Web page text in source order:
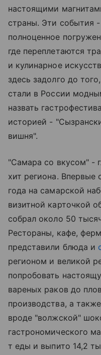
настоящими
страны. Эти события
полноценное
где переплетаются
и кулинарное
здесь задолго до
стали в России
назвать
историей -
вишня".
"Самара со вкусом" -
хит региона. Впервые
года на самарской
визитной карточкой
собрал около 50
Рестораны, кафе,
представили блюда и
регионом и великой
попробовать
вареных раков до
производства, а
вроде "волжской"
гастрономического
т еды и выпито 14,2